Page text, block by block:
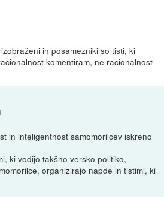
in posamezniki so tisti, ki
komentiram, ne racionalnost
in inteligentnost samomorilcev iskreno
ki vodijo takšno versko politiko,
organizirajo napde in tistimi, ki